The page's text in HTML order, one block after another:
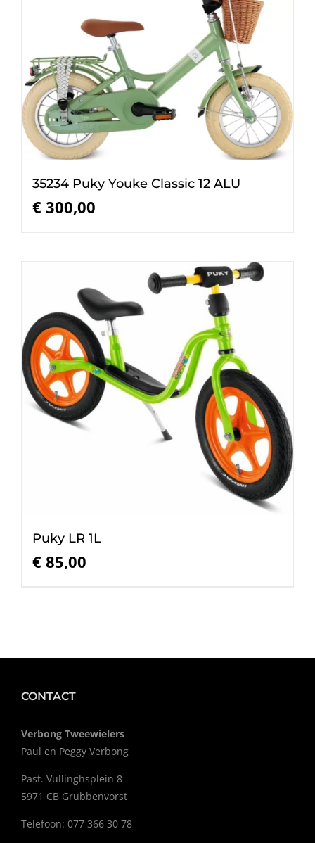
35234 Puky Youke Classic 12 ALU
€ 300,00
Puky LR 1L
€ 85,00
CONTACT
Verbong Tweewielers
Paul en Peggy Verbong
Past. Vullinghsplein 8
5971 CB Grubbenvorst
Telefoon: 077 366 30 78